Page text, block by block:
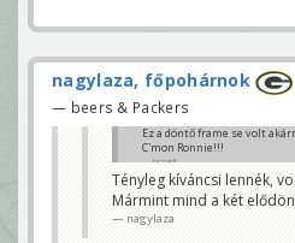
nagylaza, főpohárnok
— beers & Packers
Ez a döntő frame se volt
C'mon Ronnie!!!
bcsarli
Tényleg kíváncsi lennék,
Mármint mind a két
nagylaza